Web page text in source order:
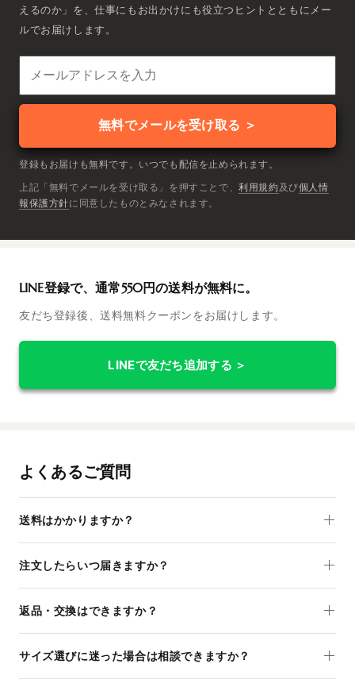
ー
ト
ま
す。
えるのか」を、仕事にもお出かけにも役立つヒントとともにメー
ルでお届けします。
無料でメールを受け取る ＞
登録もお届けも無料です。いつでも配信を止められます。
上記「無料でメールを受け取る」を押すことで、利用規約 及び個人情
報保護方針に同意したものとみなされます。
LINE登録で、通常550円の送料が無料に。
友だち登録後、送料無料クーポンをお届けします。
LINEで友だち追加する ＞
よくあるご質問
送料はかかりますか？
注文したらいつ届きますか？
返品・交換はできますか？
サイズ選びに迷った場合は相談できますか？